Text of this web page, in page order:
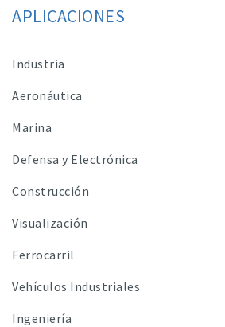
APLICACIONES
Industria
Aeronáutica
Marina
Defensa y Electrónica
Construcción
Visualización
Ferrocarril
Vehículos Industriales
Ingeniería